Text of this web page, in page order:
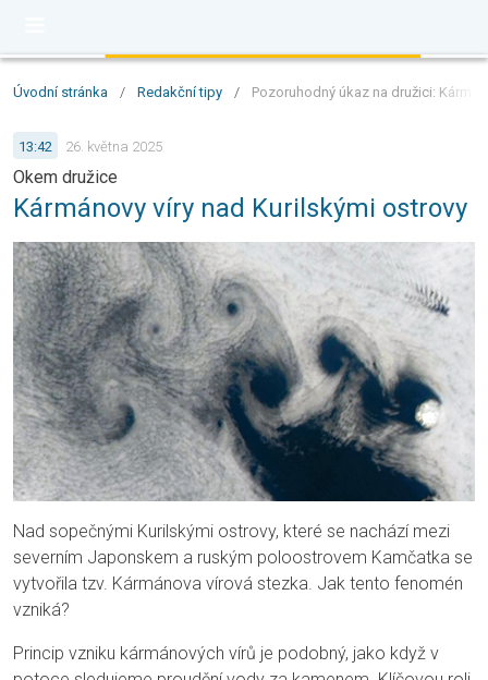
Úvodní stránka / Redakční tipy / Pozoruhodný úkaz na družici:
13:42 26. května 2025
Okem družice
Kármánovy víry nad Kurilskými ostrovy
Nad sopečnými Kurilskými ostrovy, které se nachází mezi
severním Japonskem a ruským poloostrovem Kamčatka se
vytvořila tzv. Kármánova vírová stezka. Jak tento fenomén
vzniká?
Princip vzniku kármánových vírů je podobný, jako když v